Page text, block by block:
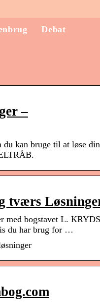
Debat
–
kan bruge til at løse din
tværs
med bogstavet L.
du har brug for …